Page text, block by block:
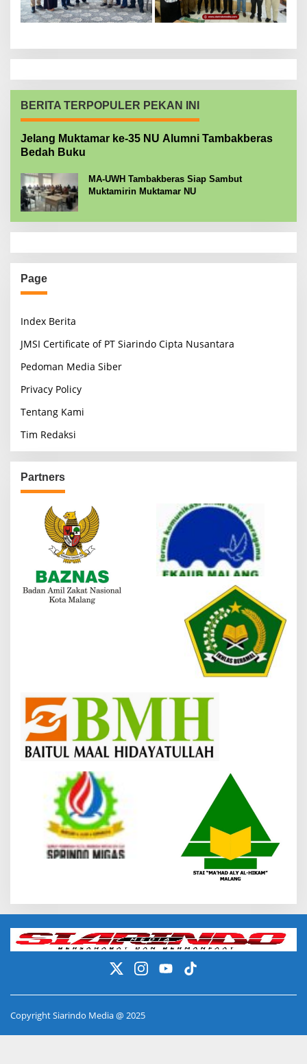
BERITA TERPOPULER PEKAN INI
Jelang Muktamar ke-35 NU Alumni Tambakberas
Bedah Buku
MA-UWH Tambakberas Siap Sambut
Muktamirin Muktamar NU
Page
Index Berita
JMSI Certificate of PT Siarindo Cipta Nusantara
Pedoman Media Siber
Privacy Policy
Tentang Kami
Tim Redaksi
Partners
Copyright Siarindo Media @ 2025